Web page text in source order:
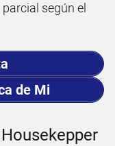
según el
de Mi